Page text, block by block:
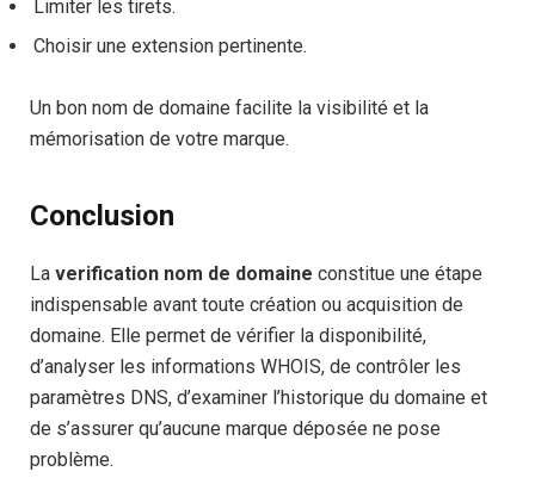
Limiter les tirets.
Choisir une extension pertinente.
Un bon nom de domaine facilite la visibilité et la
mémorisation de votre marque.
Conclusion
La verification nom de domaine constitue une étape
indispensable avant toute création ou acquisition de
domaine. Elle permet de vérifier la disponibilité,
d’analyser les informations WHOIS, de contrôler les
paramètres DNS, d’examiner l’historique du domaine et
de s’assurer qu’aucune marque déposée ne pose
problème.